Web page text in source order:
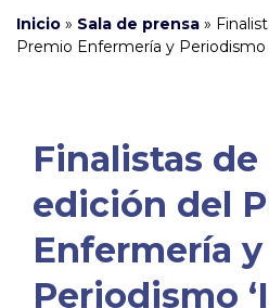
Inicio » Sala de prensa »
Premio Enfermería y Periodismo
Finalistas de
edición del
Enfermería y
Periodismo